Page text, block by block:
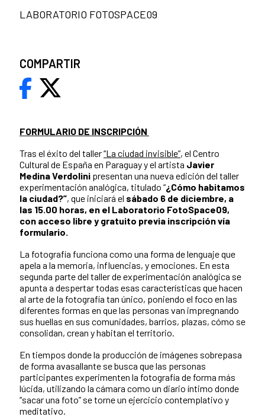
FORMULARIO DE INSCRIPCIÓN
Tras el éxito del taller“La ciudad invisible”, el Centro
Cultural de España en Paraguay y el artista Javier
Medina Verdolini presentan una nueva edición del taller
experimentación analógica, titulado “¿Cómo habitamos
la ciudad?”, que iniciará el sábado 6 de diciembre, a
las 15.00 horas, en el Laboratorio FotoSpace09,
con acceso libre y gratuito previa inscripción vía
formulario.
La fotografía funciona como una forma de lenguaje que
apela a la memoria, influencias, y emociones. En esta
segunda parte del taller de experimentación analógica se
apunta a despertar todas esas características que hacen
al arte de la fotografía tan único, poniendo el foco en las
diferentes formas en que las personas van impregnando
sus huellas en sus comunidades, barrios, plazas, cómo se
consolidan, crean y habitan el territorio.
En tiempos donde la producción de imágenes sobrepasa
de forma avasallante se busca que las personas
participantes experimenten la fotografía de forma más
lúcida, utilizando la cámara como un diario íntimo donde
“sacar una foto” se torne un ejercicio contemplativo y
meditativo.
LABORATORIO FOTOSPACE09
COMPARTIR